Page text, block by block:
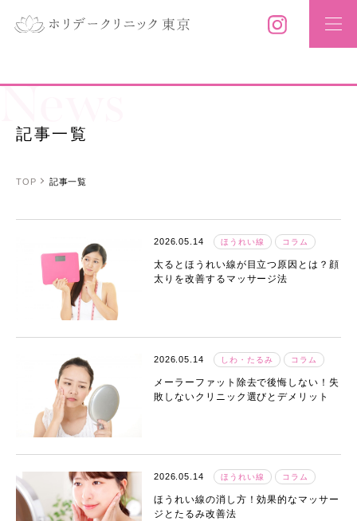
記事一覧
TOP 記事一覧
2026.05.14 ほうれい線 コラム
太るとほうれい線が目立つ原因とは？顔
太りを改善するマッサージ法
2026.05.14 しわ・たるみ コラム
メーラーファット除去で後悔しない！失
敗しないクリニック選びとデメリット
2026.05.14 ほうれい線 コラム
ほうれい線の消し方！効果的なマッサー
ジとたるみ改善法